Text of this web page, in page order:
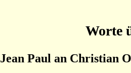
Worte
Jean Paul an Christian